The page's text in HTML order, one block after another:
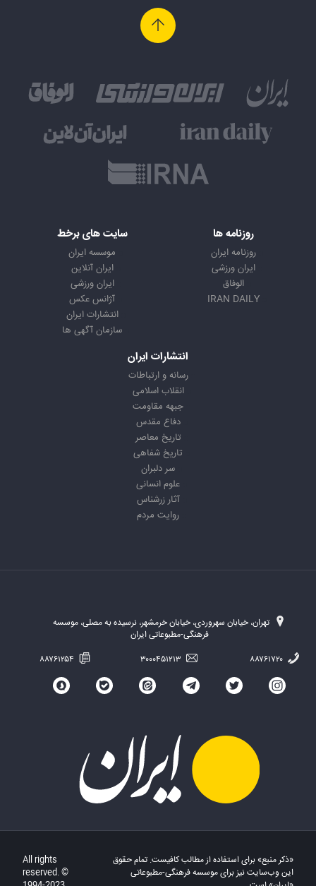
روزنامه ها
روزنامه ایران
ایران ورزشی
الوفاق
IRAN DAILY
سایت های برخط
موسسه ایران
ایران آنلاین
ایران ورزشی
آژانس عکس
انتشارات ایران
سازمان آگهی ها
انتشارات ایران
رسانه و ارتباطات
انقلاب اسلامی
جبهه مقاومت
دفاع مقدس
تاریخ معاصر
تاریخ شفاهی
سر دلبران
علوم انسانی
آثار زرشناس
روایت مردم
تهران، خیابان سهروردی، خیابان خرمشهر، نرسیده به مصلی، موسسه
فرهنگی-مطبوعاتی ایران
«ذکر منبع» برای استفاده از مطالب کافیست. تمام حقوق
این وب‌سایت نیز برای موسسه فرهنگی-مطبوعاتی
All rights
reserved. ©